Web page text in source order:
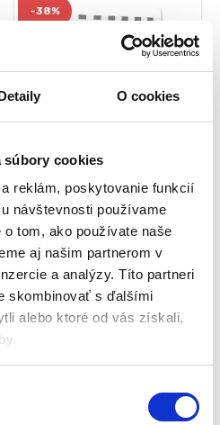
O cookies
súbory cookies
reklám, poskytovanie funkcií
návštevnosti používame
tom, ako používate naše
aj našim partnerom v
a analýzy. Títo partneri
skombinovať s ďalšími
alebo ktoré od vás získali,
Futbal
-38%
Sieť na futbalovú bránku,
180x120x60cm | Neo-Sport
48 hod
Šírka: 180 cm
Hĺbka: 60 cm